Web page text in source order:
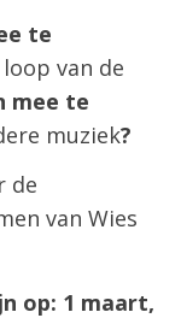
te
van de
mee te
muziek?
de
van Wies
op: 1 maart,